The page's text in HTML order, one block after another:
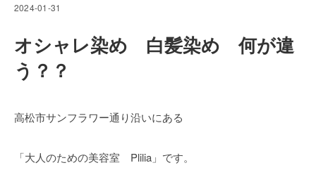
2024-01-31
オシャレ染め 白髪染め 何が違
う？？
高松市サンフラワー通り沿いにある
「大人のための美容室 Plilia」です。